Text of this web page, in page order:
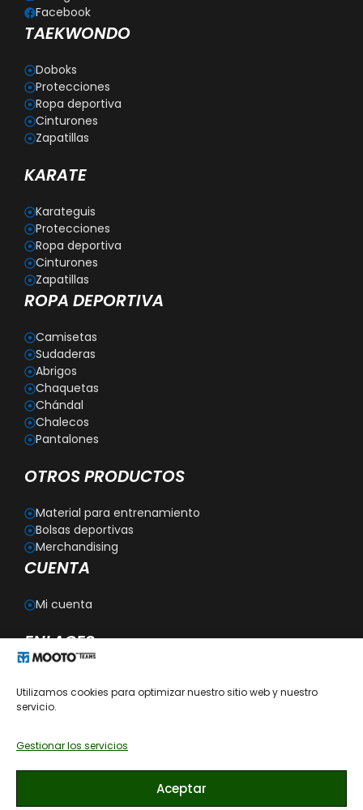
Utilizamos cookies para optimizar nuestro sitio web y nuestro
servicio.
Gestionar los servicios
Aceptar
Facebook
TAEKWONDO
Doboks
Protecciones
Ropa deportiva
Cinturones
Zapatillas
KARATE
Karateguis
Protecciones
Ropa deportiva
Cinturones
Zapatillas
ROPA DEPORTIVA
Camisetas
Sudaderas
Abrigos
Chaquetas
Chándal
Chalecos
Pantalones
OTROS PRODUCTOS
Material para entrenamiento
Bolsas deportivas
Merchandising
CUENTA
Mi cuenta
ENLACES
Personalización
Aviso legal
Política de cookies
Condiciones generales de contratación
Recomendaciones de cómo lavar las prendas